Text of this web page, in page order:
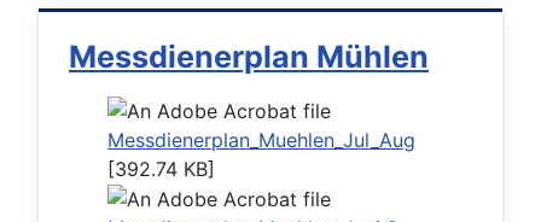
Messdienerplan Mühlen
Messdienerplan_Muehlen_Jul_Aug
[392.74 KB]